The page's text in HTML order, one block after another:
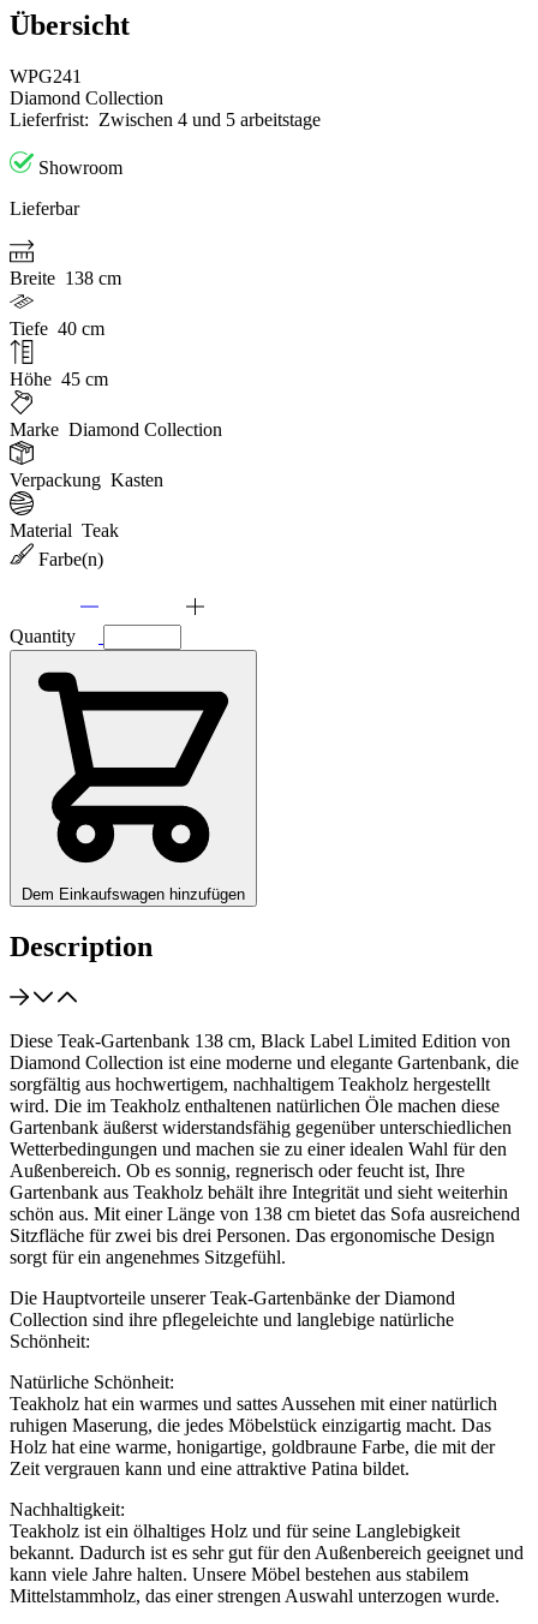
Übersicht
WPG241
Diamond Collection
Lieferfrist: Zwischen 4 und 5 arbeitstage
Showroom
Lieferbar
Breite 138 cm
Tiefe 40 cm
Höhe 45 cm
Marke Diamond Collection
Verpackung Kasten
Material Teak
Farbe(n)
Quantity
Dem Einkaufswagen hinzufügen
Description
Diese Teak-Gartenbank 138 cm, Black Label Limited Edition von
Diamond Collection ist eine moderne und elegante Gartenbank, die
sorgfältig aus hochwertigem, nachhaltigem Teakholz hergestellt
wird. Die im Teakholz enthaltenen natürlichen Öle machen diese
Gartenbank äußerst widerstandsfähig gegenüber unterschiedlichen
Wetterbedingungen und machen sie zu einer idealen Wahl für den
Außenbereich. Ob es sonnig, regnerisch oder feucht ist, Ihre
Gartenbank aus Teakholz behält ihre Integrität und sieht weiterhin
schön aus. Mit einer Länge von 138 cm bietet das Sofa ausreichend
Sitzfläche für zwei bis drei Personen. Das ergonomische Design
sorgt für ein angenehmes Sitzgefühl.
Die Hauptvorteile unserer Teak-Gartenbänke der Diamond
Collection sind ihre pflegeleichte und langlebige natürliche
Schönheit:
Natürliche Schönheit:
Teakholz hat ein warmes und sattes Aussehen mit einer natürlich
ruhigen Maserung, die jedes Möbelstück einzigartig macht. Das
Holz hat eine warme, honigartige, goldbraune Farbe, die mit der
Zeit vergrauen kann und eine attraktive Patina bildet.
Nachhaltigkeit:
Teakholz ist ein ölhaltiges Holz und für seine Langlebigkeit
bekannt. Dadurch ist es sehr gut für den Außenbereich geeignet und
kann viele Jahre halten. Unsere Möbel bestehen aus stabilem
Mittelstammholz, das einer strengen Auswahl unterzogen wurde.